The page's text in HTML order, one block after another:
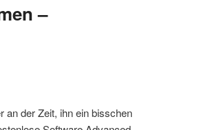
–
an der Zeit, ihn ein bisschen